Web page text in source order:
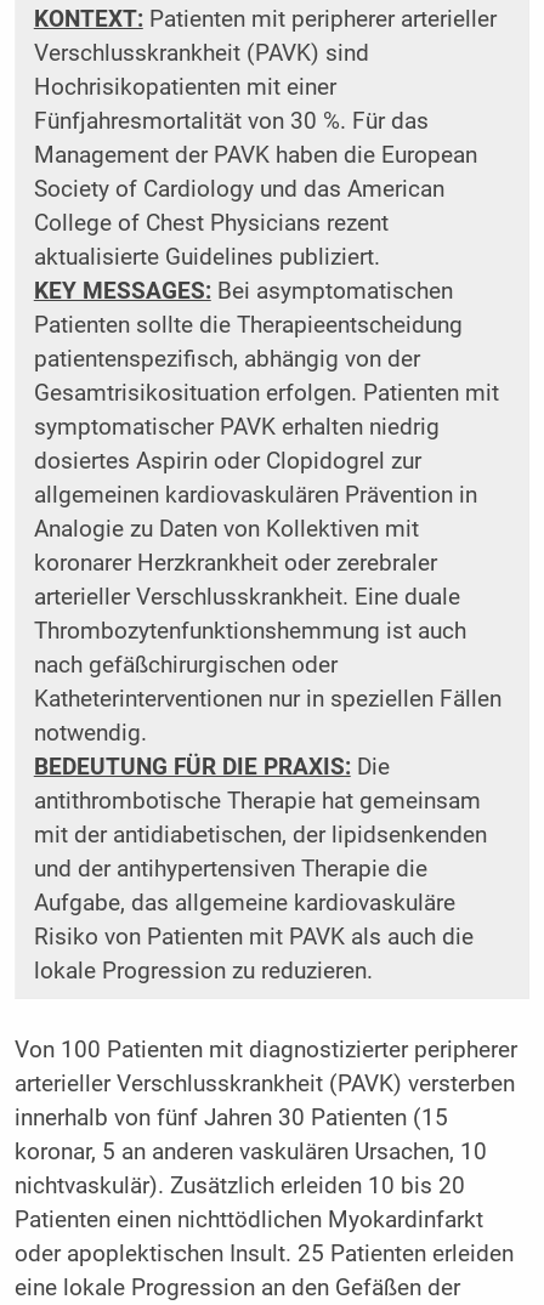
KONTEXT: Patienten mit peripherer arterieller
Verschlusskrankheit (PAVK) sind
Hochrisikopatienten mit einer
Fünfjahresmortalität von 30 %. Für das
Management der PAVK haben die European
Society of Cardiology und das American
College of Chest Physicians rezent
aktualisierte Guidelines publiziert.
KEY MESSAGES: Bei asymptomatischen
Patienten sollte die Therapieentscheidung
patientenspezifisch, abhängig von der
Gesamtrisikosituation erfolgen. Patienten mit
symptomatischer PAVK erhalten niedrig
dosiertes Aspirin oder Clopidogrel zur
allgemeinen kardiovaskulären Prävention in
Analogie zu Daten von Kollektiven mit
koronarer Herzkrankheit oder zerebraler
arterieller Verschlusskrankheit. Eine duale
Thrombozytenfunktionshemmung ist auch
nach gefäßchirurgischen oder
Katheterinterventionen nur in speziellen Fällen
notwendig.
BEDEUTUNG FÜR DIE PRAXIS: Die
antithrombotische Therapie hat gemeinsam
mit der antidiabetischen, der lipidsenkenden
und der antihypertensiven Therapie die
Aufgabe, das allgemeine kardiovaskuläre
Risiko von Patienten mit PAVK als auch die
lokale Progression zu reduzieren.
Von 100 Patienten mit diagnostizierter peripherer
arterieller Verschlusskrankheit (PAVK) versterben
innerhalb von fünf Jahren 30 Patienten (15
koronar, 5 an anderen vaskulären Ursachen, 10
nichtvaskulär). Zusätzlich erleiden 10 bis 20
Patienten einen nichttödlichen Myokardinfarkt
oder apoplektischen Insult. 25 Patienten erleiden
eine lokale Progression an den Gefäßen der